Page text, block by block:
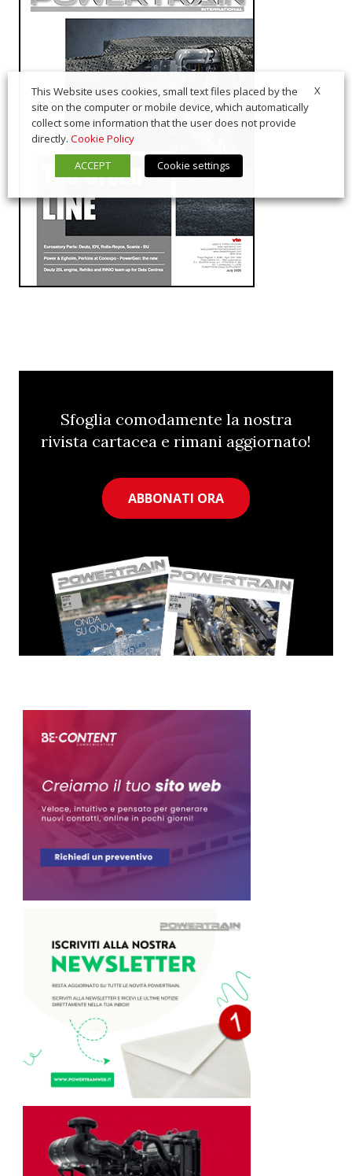
Sfoglia comodamente la nostra
rivista cartacea e rimani aggiornato!
ABBONATI ORA
X
This Website uses cookies, small text files placed by the
site on the computer or mobile device, which automatically
collect some information that the user does not provide
directly. Cookie Policy
ACCEPT
Cookie settings